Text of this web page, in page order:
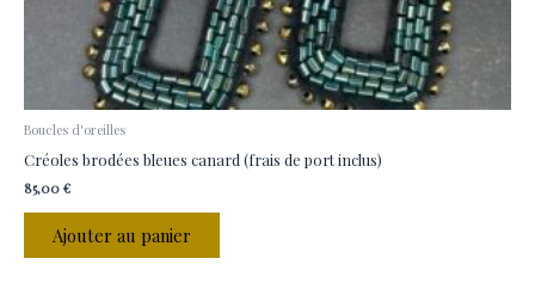
Boucles d'oreilles
Créoles brodées bleues canard (frais de port inclus)
85,00 €
Ajouter au panier